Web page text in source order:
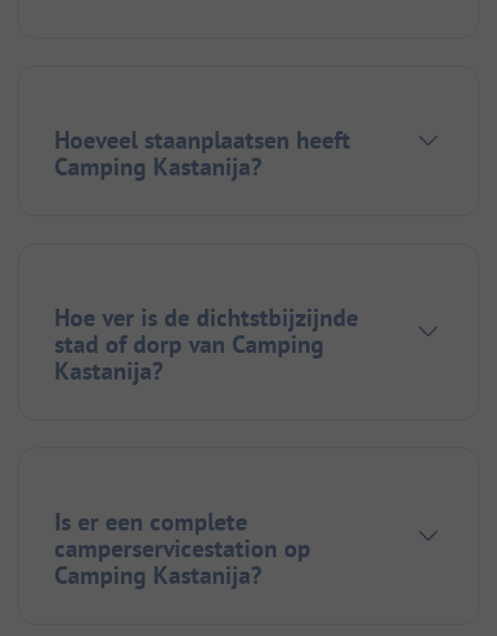
Hoeveel staanplaatsen heeft
Camping Kastanija?
Hoe ver is de dichtstbijzijnde
stad of dorp van Camping
Kastanija?
Is er een complete
camperservicestation op
Camping Kastanija?